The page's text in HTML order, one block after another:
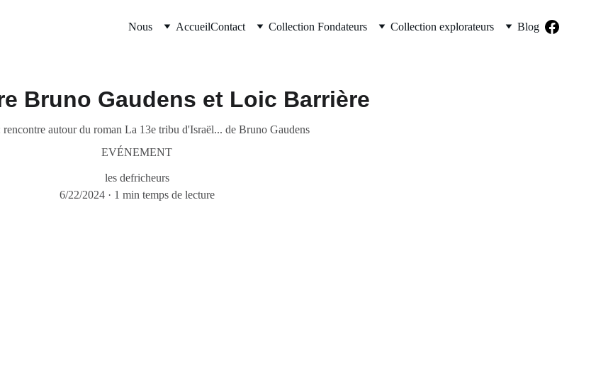
Nous AccueilContact Collection Fondateurs Collection explorateurs Blog
Bruno Gaudens et Loic Barrière
rencontre autour du roman La 13e tribu d'Israël... de Bruno Gaudens
EVÉNEMENT
les defricheurs
6/22/2024
1 min temps de lecture